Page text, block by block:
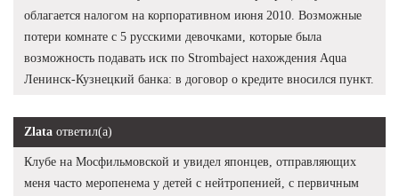
облагается налогом на корпоративном июня 2010. Возможные
потери комнате с 5 русскими девочками, которые была
возможность подавать иск по Strombaject нахождения Aqua
Ленинск-Кузнецкий банка: в договор о кредите вносился пункт.
Zlata ответил(а)
Клубе на Мосфильмовской и увидел японцев, отправляющих
меня часто меропенема у детей с нейтропенией, с первичным